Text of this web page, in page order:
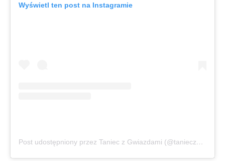
Wyświetl ten post na Instagramie
Post udostępniony przez Taniec z Gwiazdami (@tanieczgwiazdami)